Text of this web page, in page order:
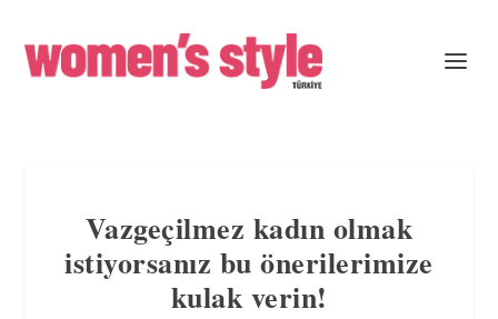
Vazgeçilmez kadın olmak
istiyorsanız bu önerilerimize
kulak verin!